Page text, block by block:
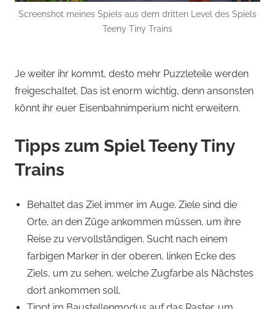
Screenshot meines Spiels aus dem dritten Level des Spiels
Teeny Tiny Trains
Je weiter ihr kommt, desto mehr Puzzleteile werden
freigeschaltet. Das ist enorm wichtig, denn ansonsten
könnt ihr euer Eisenbahnimperium nicht erweitern.
Tipps zum Spiel Teeny Tiny
Trains
Behaltet das Ziel immer im Auge. Ziele sind die
Orte, an den Züge ankommen müssen, um ihre
Reise zu vervollständigen. Sucht nach einem
farbigen Marker in der oberen, linken Ecke des
Ziels, um zu sehen, welche Zugfarbe als Nächstes
dort ankommen soll.